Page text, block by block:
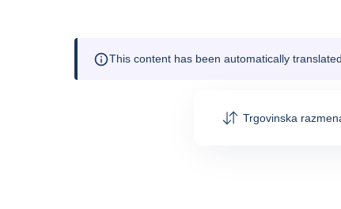
This content has been automatically
Trgovinska